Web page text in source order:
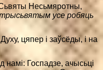
Несьмяротны,
усе робяць
цяпер і заўсёды, і на
намі: Госпадзе, ачысьці